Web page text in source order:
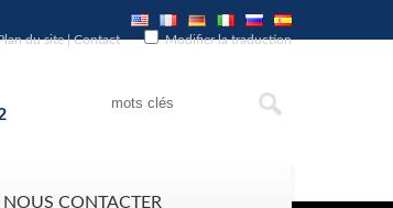
du site|Contact Modifier la traduction
NOUS CONTACTER